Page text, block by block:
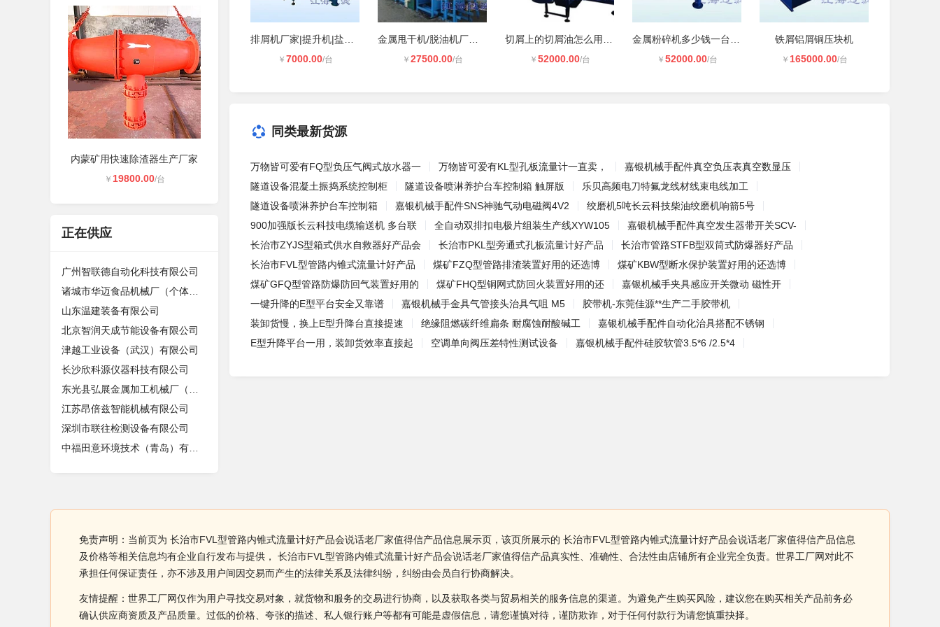
内蒙矿用快速除渣器生产厂家
￥ 19800.00/台
正在供应
广州智联德自动化科技有限公司
山东温建装备有限公司
北京智润天成节能设备有限公司
津越工业设备（武汉）有限公司
长沙欣科源仪器科技有限公司
江苏昂倍兹智能机械有限公司
深圳市联往检测设备有限公司
￥ 7000.00/台 ￥ 27500.00/台 ￥ 52000.00/台 ￥ 52000.00/台
铁屑铝屑铜压块机
￥ 165000.00/台
同类最新货源
万物皆可爱有FQ型负压气阀式放水器一 万物皆可爱有KL型孔板流量计一直卖，
嘉银机械手配件真空负压表真空数显压
隧道设备混凝土振捣系统控制柜
隧道设备喷淋养护台车控制箱 触屏版
乐贝高频电刀特氟龙线材线束电线加工
隧道设备喷淋养护台车控制箱
嘉银机械手配件SNS神驰气动电磁阀4V2
绞磨机5吨长云科技柴油绞磨机响箭5号
900加强版长云科技电缆输送机 多台联
全自动双排扣电极片组装生产线XYW105
嘉银机械手配件真空发生器带开关SCV-
长治市ZYJS型箱式供水自救器好产品会
长治市PKL型旁通式孔板流量计好产品
长治市管路STFB型双筒式防爆器好产品
长治市FVL型管路内锥式流量计好产品
煤矿FZQ型管路排渣装置好用的还选博
煤矿KBW型断水保护装置好用的还选博
煤矿GFQ型管路防爆防回气装置好用的
煤矿FHQ型铜网式防回火装置好用的还
嘉银机械手夹具感应开关微动 磁性开
一键升降的E型平台安全又靠谱
嘉银机械手金具气管接头治具气咀 M5
胶带机-东莞佳源**生产二手胶带机
装卸货慢，换上E型升降台直接提速
绝缘阻燃碳纤维扁条 耐腐蚀耐酸碱工
嘉银机械手配件自动化治具搭配不锈钢
E型升降平台一用，装卸货效率直接起
空调单向阀压差特性测试设备 嘉银机械手配件硅胶软管3.5*6 /2.5*4
免责声明：当前页为 长治市FVL型管路内锥式流量计好产品会说话老厂家值得信产品信息展示页，该页所展示的 长治市FVL型管路内锥式流量计好产品会说话老厂家值得信产品信息
及价格等相关信息均有企业自行发布与提供， 长治市FVL型管路内锥式流量计好产品会说话老厂家值得信产品真实性、准确性、合法性由店铺所有企业完全负责。世界工厂网对此不
承担任何保证责任，亦不涉及用户间因交易而产生的法律关系及法律纠纷，纠纷由会员自行协商解决。
友情提醒：世界工厂网仅作为用户寻找交易对象，就货物和服务的交易进行协商，以及获取各类与贸易相关的服务信息的渠道。为避免产生购买风险，建议您在购买相关产品前务必
确认供应商资质及产品质量。过低的价格、夸张的描述、私人银行账户等都有可能是虚假信息，请您谨慎对待，谨防欺诈，对于任何付款行为请您慎重抉择。